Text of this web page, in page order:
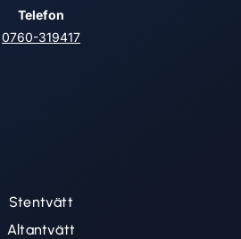
Stentvätt
Altantvätt
Telefon
0760-319417